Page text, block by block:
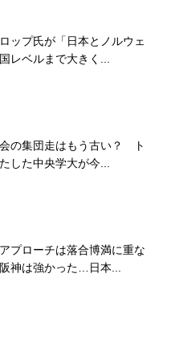
ップ氏が「日本とノルウェ
レベルまで大きく...
の集団走はもう古い？ ト
した中央学大が今...
プローチは落合博満に重な
神は強かった…日本...